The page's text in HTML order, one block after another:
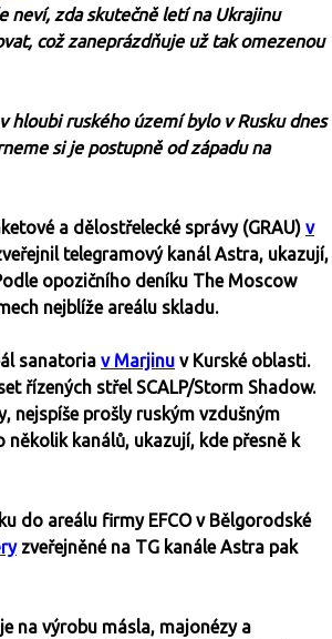
neví, zda skutečně letí na Ukrajinu
což zaneprázdňuje už tak omezenou
ruského území bylo v Rusku dnes
si je postupně od západu na
a dělostřelecké správy (GRAU) v
telegramový kanál Astra, ukazují,
opozičního deníku The Moscow
nejblíže areálu skladu.
sanatoria v Marjinu v Kurské oblasti.
řízených střel SCALP/Storm Shadow.
nejspíše prošly ruským vzdušným
několik kanálů, ukazují, kde přesně k
do areálu firmy EFCO v Bělgorodské
zveřejněné na TG kanále Astra pak
na výrobu másla, majonézy a